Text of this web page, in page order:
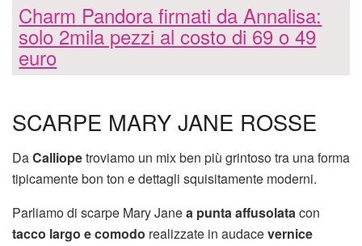
Charm Pandora firmati da Annalisa:
solo 2mila pezzi al costo di 69 o 49
euro
SCARPE MARY JANE ROSSE
DaCalliopetroviamo un mix ben più grintoso tra una forma
tipicamente bon ton e dettagli squisitamente moderni.
Parliamo di scarpe Mary Janea punta affusolatacon
tacco largo e comodo realizzate in audacevernice